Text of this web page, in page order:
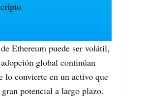
Ethereum puede ser volátil,
global continúan
lo convierte en un activo que
potencial a largo plazo.